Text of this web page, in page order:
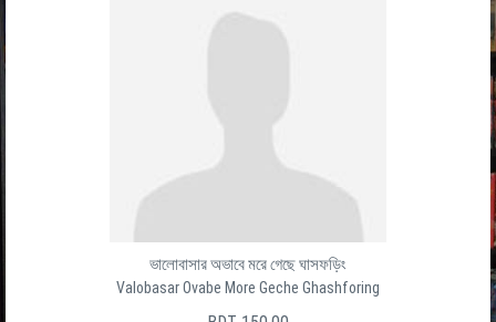
ভালোবাসার অভাবে মরে গেছে ঘাসফড়িং
Valobasar Ovabe More Geche Ghashforing